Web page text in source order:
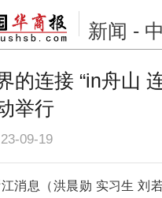
新闻 -
的连接 “in舟山
举行
23-09-19
消息（洪晨勋 实习生 刘